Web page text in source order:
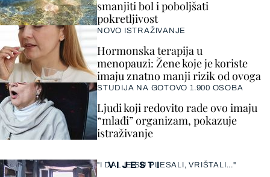
VIJESTI
"I DALJE SU PLESALI, VRIŠTALI..."
smanjiti bol i poboljšati
pokretljivost
NOVO ISTRAŽIVANJE
Hormonska terapija u
menopauzi: Žene koje je koriste
imaju znatno manji rizik od ovoga
STUDIJA NA GOTOVO 1.900 OSOBA
Ljudi koji redovito rade ovo imaju
“mlađi” organizam, pokazuje
istraživanje